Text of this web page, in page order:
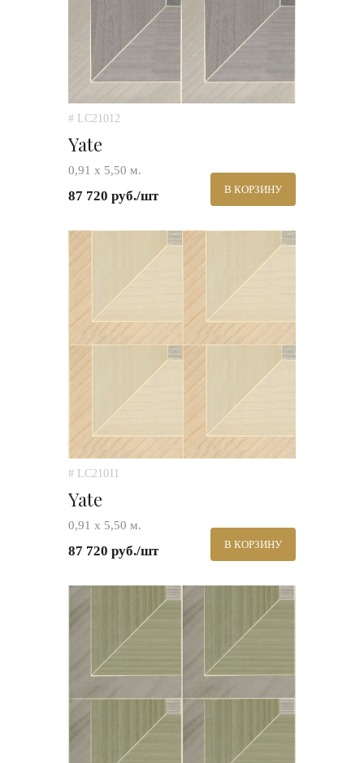
# LC21012
Yate
0,91 х 5,50 м.
87 720 руб./шт В КОРЗИНУ
# LC21011
Yate
0,91 х 5,50 м.
87 720 руб./шт В КОРЗИНУ